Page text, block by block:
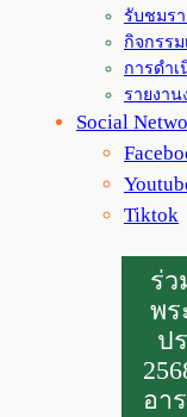
รับชมร
กิจกรร
การดำ
รายงาน
Social
Tiktok
ร่
พร
ป
อา